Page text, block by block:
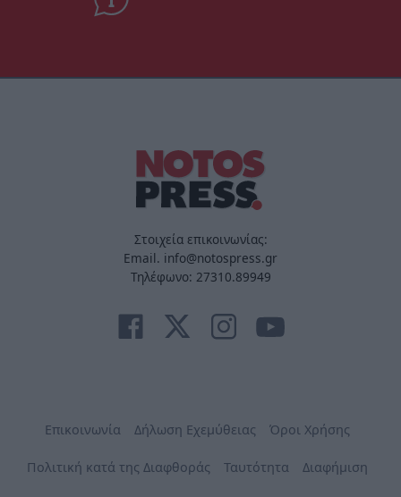
Στοιχεία επικοινωνίας:
Email. info@notospress.gr
Τηλέφωνο: 27310.89949
Επικοινωνία Δήλωση Εχεμύθειας Όροι Χρήσης
Πολιτική κατά της Διαφθοράς Ταυτότητα Διαφήμιση